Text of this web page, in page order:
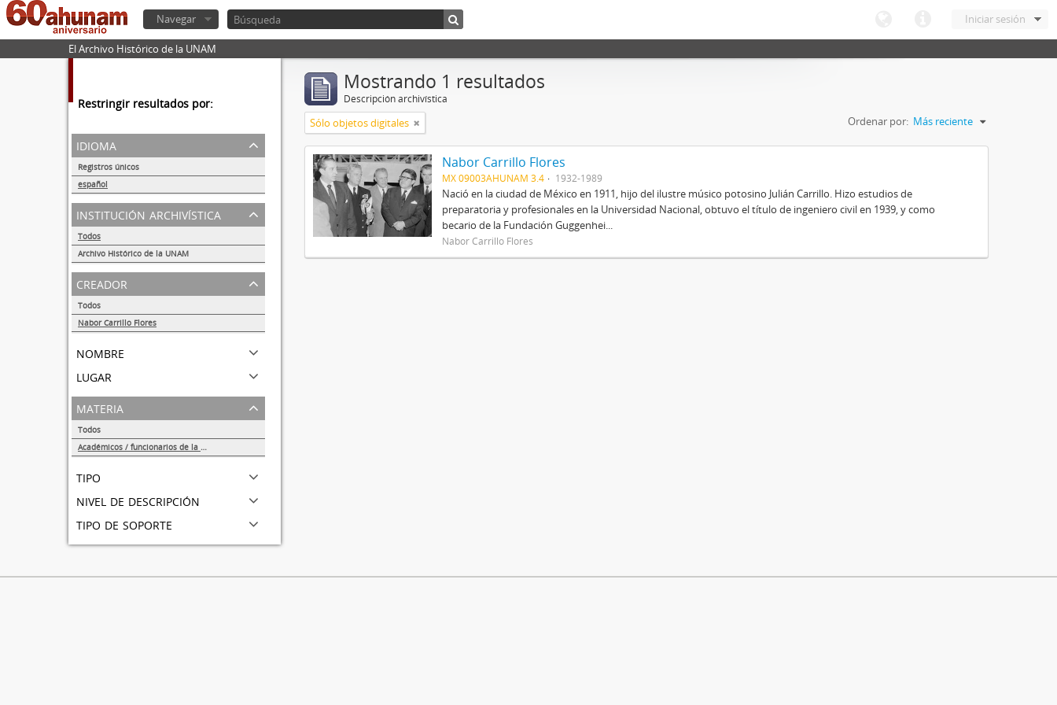
Iniciar sesión
Navegar
El Archivo Histórico de la UNAM
Restringir resultados por:
idioma
Registros únicos
español
1
institución archivística
Todos
Archivo Histórico de la UNAM
1
creador
Todos
Nabor Carrillo Flores
nombre
lugar
materia
Todos
Académicos / funcionarios de la Universidad
tipo
nivel de descripción
tipo de soporte
Mostrando 1 resultados
Descripción archivística
Sólo objetos digitales Ordenar por: Más reciente
Nabor Carrillo Flores
MX 09003AHUNAM 3.4 1932-1989
Nació en la ciudad de México en 1911, hijo del ilustre músico potosino Julián Carrillo. Hizo estudios de
preparatoria y profesionales en la Universidad Nacional, obtuvo el título de ingeniero civil en 1939, y como
becario de la Fundación Guggenhei...
Nabor Carrillo Flores